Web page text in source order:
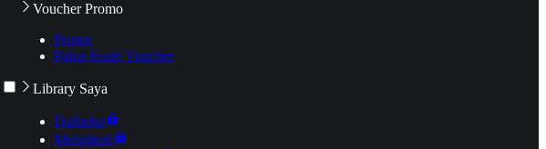
Voucher Promo
Promo
Pakai Kode Voucher
Library Saya
Daftarku
Mengikuti